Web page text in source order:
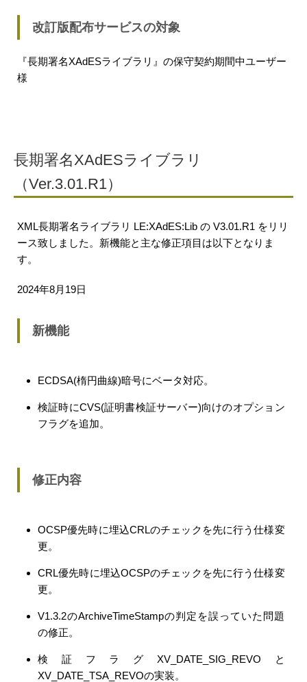
改訂版配布サービスの対象
『長期署名XAdESライブラリ』の保守契約期間中ユーザー
様
長期署名XAdESライブラリ
（Ver.3.01.R1）
XML長期署名ライブラリ LE:XAdES:Lib の V3.01.R1 をリリ
ース致しました。新機能と主な修正項目は以下となりま
す。
2024年8月19日
新機能
ECDSA(楕円曲線)暗号にベータ対応。
検証時にCVS(証明書検証サーバー)向けのオプション
フラグを追加。
修正内容
OCSP優先時に埋込CRLのチェックを先に行う仕様変
更。
CRL優先時に埋込OCSPのチェックを先に行う仕様変
更。
V1.3.2のArchiveTimeStampの判定を誤っていた問題
の修正。
検証フラグXV_DATE_SIG_REVOと
XV_DATE_TSA_REVOの実装。